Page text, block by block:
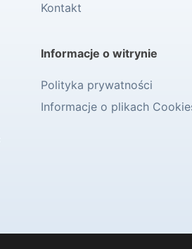
Kontakt
Informacje o witrynie
Polityka prywatności
Informacje o plikach